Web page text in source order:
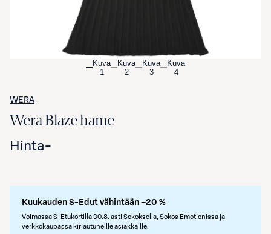
Kuva
1
Kuva
2
Kuva
3
Kuva
4
WERA
Wera Blaze hame
Hinta-
Kuukauden S-Edut vähintään –20 %
Voimassa S-Etukortilla 30.8. asti Sokoksella, Sokos Emotionissa ja
verkkokaupassa kirjautuneille asiakkaille.